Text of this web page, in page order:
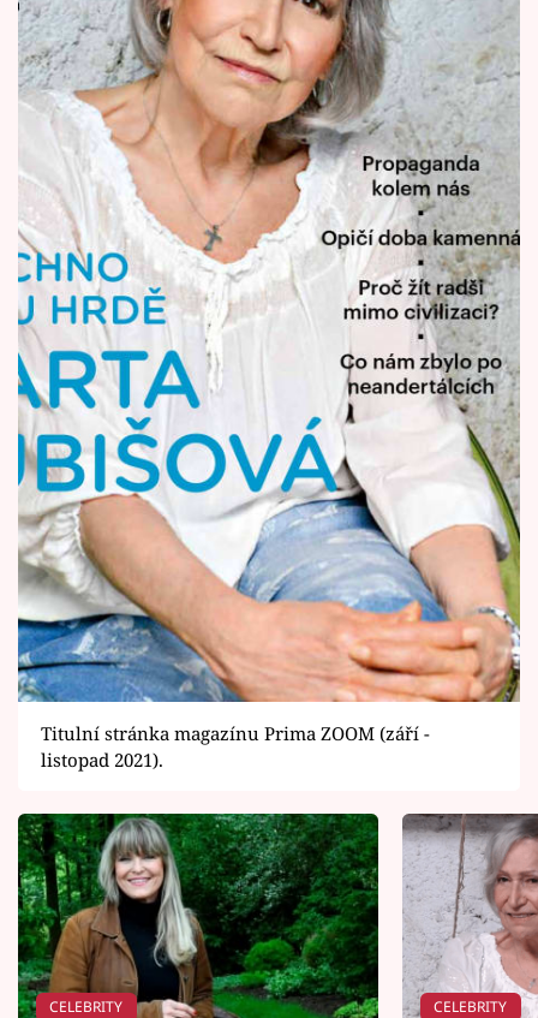
Titulní stránka magazínu Prima ZOOM (září -
listopad 2021).
CELEBRITY CELEBRITY